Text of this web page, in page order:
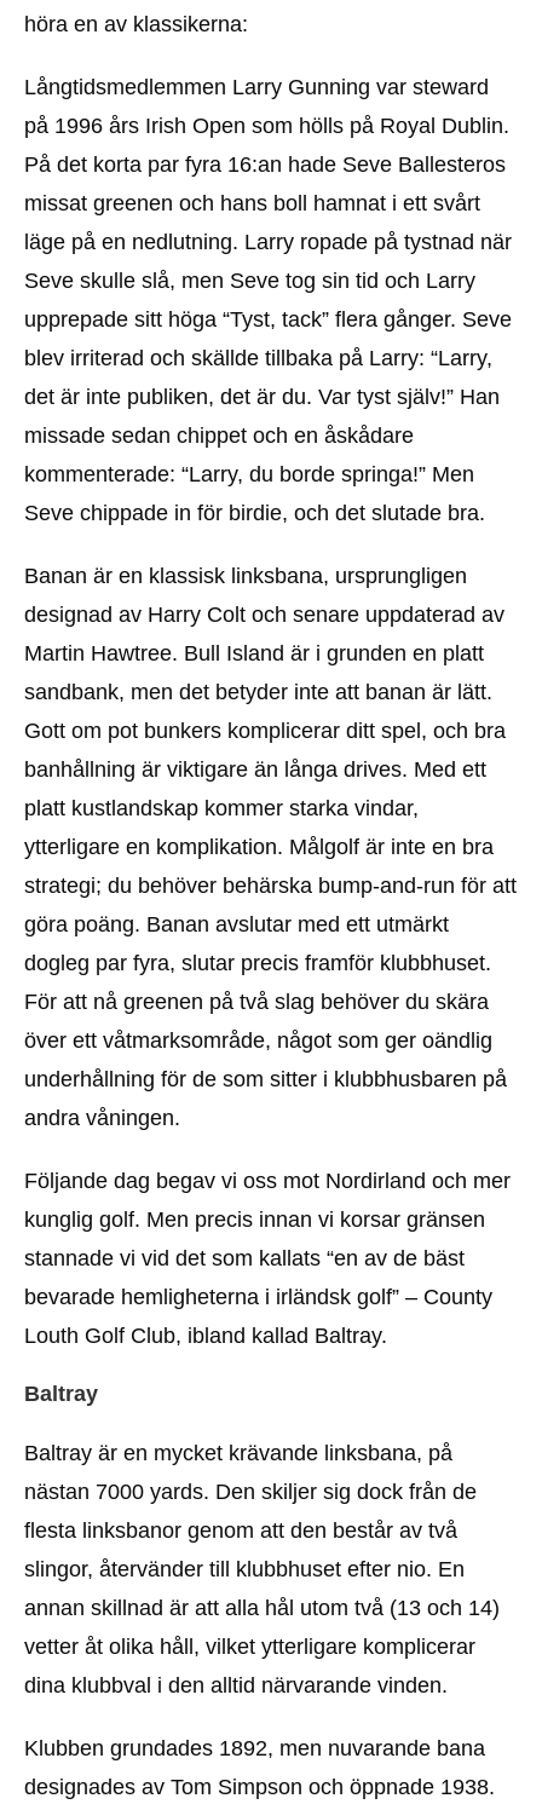
höra en av klassikerna:
Långtidsmedlemmen Larry Gunning var steward
på 1996 års Irish Open som hölls på Royal Dublin.
På det korta par fyra 16:an hade Seve Ballesteros
missat greenen och hans boll hamnat i ett svårt
läge på en nedlutning. Larry ropade på tystnad när
Seve skulle slå, men Seve tog sin tid och Larry
upprepade sitt höga “Tyst, tack” flera gånger. Seve
blev irriterad och skällde tillbaka på Larry: “Larry,
det är inte publiken, det är du. Var tyst själv!” Han
missade sedan chippet och en åskådare
kommenterade: “Larry, du borde springa!” Men
Seve chippade in för birdie, och det slutade bra.
Banan är en klassisk linksbana, ursprungligen
designad av Harry Colt och senare uppdaterad av
Martin Hawtree. Bull Island är i grunden en platt
sandbank, men det betyder inte att banan är lätt.
Gott om pot bunkers komplicerar ditt spel, och bra
banhållning är viktigare än långa drives. Med ett
platt kustlandskap kommer starka vindar,
ytterligare en komplikation. Målgolf är inte en bra
strategi; du behöver behärska bump-and-run för att
göra poäng. Banan avslutar med ett utmärkt
dogleg par fyra, slutar precis framför klubbhuset.
För att nå greenen på två slag behöver du skära
över ett våtmarksområde, något som ger oändlig
underhållning för de som sitter i klubbhusbaren på
andra våningen.
Följande dag begav vi oss mot Nordirland och mer
kunglig golf. Men precis innan vi korsar gränsen
stannade vi vid det som kallats “en av de bäst
bevarade hemligheterna i irländsk golf” – County
Louth Golf Club, ibland kallad Baltray.
Baltray
Baltray är en mycket krävande linksbana, på
nästan 7000 yards. Den skiljer sig dock från de
flesta linksbanor genom att den består av två
slingor, återvänder till klubbhuset efter nio. En
annan skillnad är att alla hål utom två (13 och 14)
vetter åt olika håll, vilket ytterligare komplicerar
dina klubbval i den alltid närvarande vinden.
Klubben grundades 1892, men nuvarande bana
designades av Tom Simpson och öppnade 1938.